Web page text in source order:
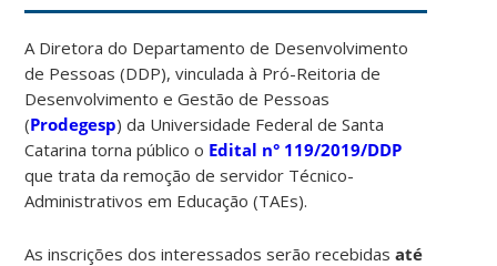
A Diretora do Departamento de Desenvolvimento
de Pessoas (DDP), vinculada à Pró-Reitoria de
Desenvolvimento e Gestão de Pessoas
(Prodegesp) da Universidade Federal de Santa
Catarina torna público o Edital n° 119/2019/DDP
que trata da remoção de servidor Técnico-
Administrativos em Educação (TAEs).
As inscrições dos interessados serão recebidasaté